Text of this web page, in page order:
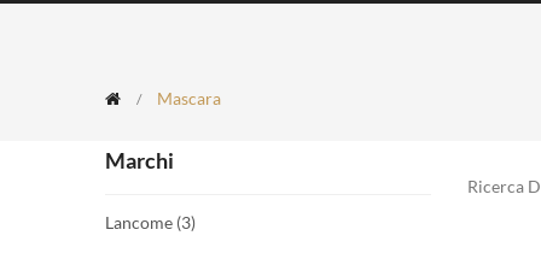
Mascara
Ricerca
Marchi
Lancome (3)